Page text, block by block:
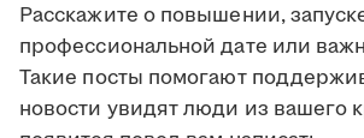
Расскажите о повышении,
профессиональной дате или
Такие посты помогают
новости увидят люди из вашего